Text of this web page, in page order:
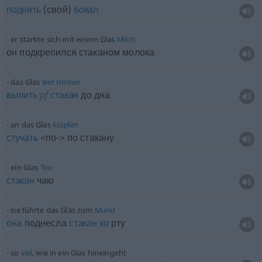
поднять(свой) бокал
er stärkte sich mit einem Glas Milch
он подкрепился стаканом молока
das Glas leertrinken
выпить pfстакан до дна
an das Glas klopfen
стучать<по-> по стакану
ein Glas Tee
стакан чаю
sie führte das Glas zum Mund
онаподнесла стакан ко рту
so viel, wie in ein Glas hineingeht